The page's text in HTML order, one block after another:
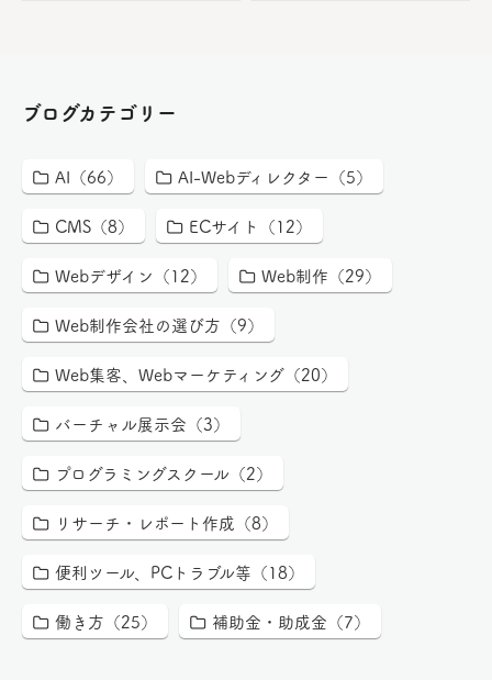
ブログカテゴリー
AI（66） AI-Webディレクター（5）
CMS（8） ECサイト（12）
Webデザイン（12） Web制作（29）
Web制作会社の選び方（9）
Web集客、Webマーケティング（20）
バーチャル展示会（3）
プログラミングスクール（2）
リサーチ・レポート作成（8）
便利ツール、PCトラブル等（18）
働き方（25） 補助金・助成金（7）